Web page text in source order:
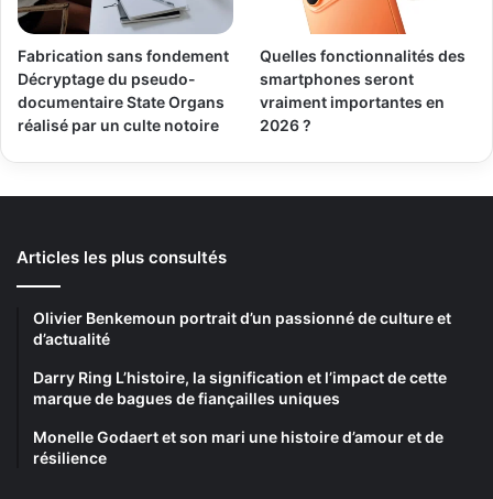
Fabrication sans fondement
Décryptage du pseudo-
documentaire State Organs
réalisé par un culte notoire
Quelles fonctionnalités des
smartphones seront
vraiment importantes en
2026 ?
Articles les plus consultés
Olivier Benkemoun portrait d’un passionné de culture et
d’actualité
Darry Ring L’histoire, la signification et l’impact de cette
marque de bagues de fiançailles uniques
Monelle Godaert et son mari une histoire d’amour et de
résilience